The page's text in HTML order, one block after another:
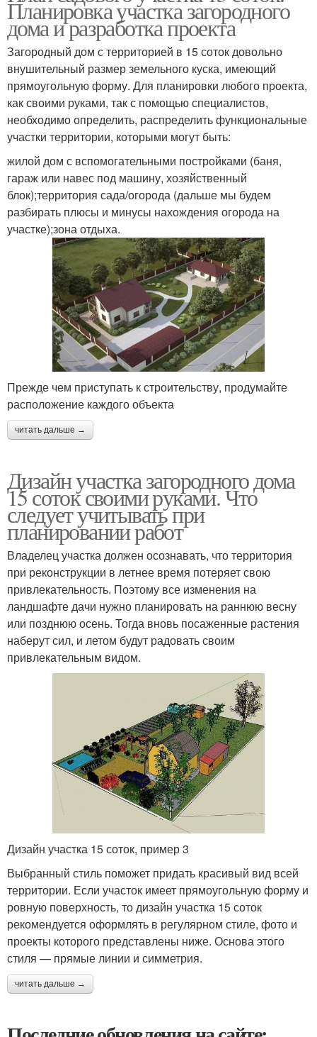
Планировка участка загородного
дома и разработка проекта
Загородный дом с территорией в 15 соток довольно
внушительный размер земельного куска, имеющий
прямоугольную форму. Для планировки любого проекта,
как своими руками, так с помощью специалистов,
необходимо определить, распределить функциональные
участки территории, которыми могут быть:
жилой дом с вспомогательными постройками (баня,
гараж или навес под машину, хозяйственный
блок);территория сада/огорода (дальше мы будем
разбирать плюсы и минусы нахождения огорода на
участке);зона отдыха.
Прежде чем приступать к строительству, продумайте
расположение каждого объекта
читать дальше →
Дизайн участка загородного дома
15 соток своими руками. Что
следует учитывать при
планировании работ
Владелец участка должен осознавать, что территория
при реконструкции в летнее время потеряет свою
привлекательность. Поэтому все изменения на
ландшафте дачи нужно планировать на раннюю весну
или позднюю осень. Тогда вновь посаженные растения
наберут сил, и летом будут радовать своим
привлекательным видом.
Дизайн участка 15 соток, пример 3
Выбранный стиль поможет придать красивый вид всей
территории. Если участок имеет прямоугольную форму и
ровную поверхность, то дизайн участка 15 соток
рекомендуется оформлять в регулярном стиле, фото и
проекты которого представлены ниже. Основа этого
стиля — прямые линии и симметрия.
читать дальше →